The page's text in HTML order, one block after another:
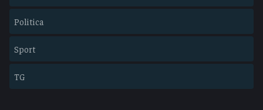
Politica
Sport
TG